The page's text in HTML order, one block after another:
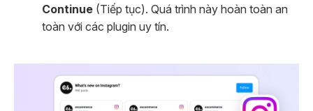
Continue (Tiếp tục). Quá trình này hoàn toàn an
toàn với các plugin uy tín.